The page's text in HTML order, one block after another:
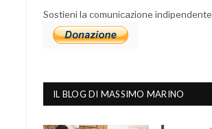
Sostieni la comunicazione indipendente
IL BLOG DI MASSIMO MARINO